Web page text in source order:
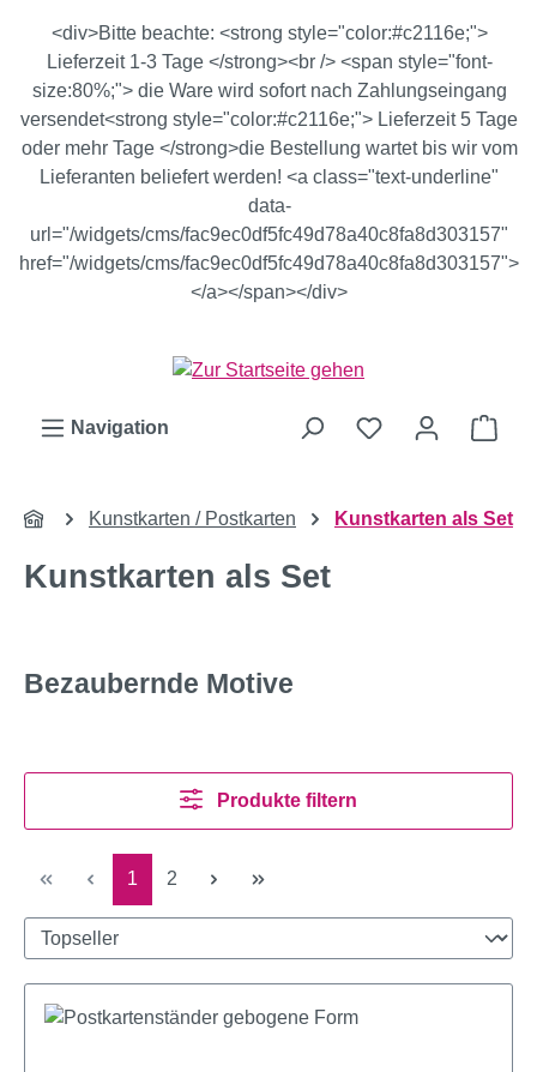
Zum Hauptinhalt springen
<div>Bitte beachte: <strong style="color:#c2116e;">
Lieferzeit 1-3 Tage </strong><br /> <span style="font-
size:80%;"> die Ware wird sofort nach Zahlungseingang
versendet<strong style="color:#c2116e;"> Lieferzeit 5 Tage
oder mehr Tage </strong>die Bestellung wartet bis wir vom
Lieferanten beliefert werden! <a class="text-underline"
data-
url="/widgets/cms/fac9ec0df5fc49d78a40c8fa8d303157"
href="/widgets/cms/fac9ec0df5fc49d78a40c8fa8d303157">
</a></span></div>
Navigation
Kunstkarten / Postkarten Kunstkarten als Set
Kunstkarten als Set
Bezaubernde Motive
Produkte filtern
Seite
1 Seite
2